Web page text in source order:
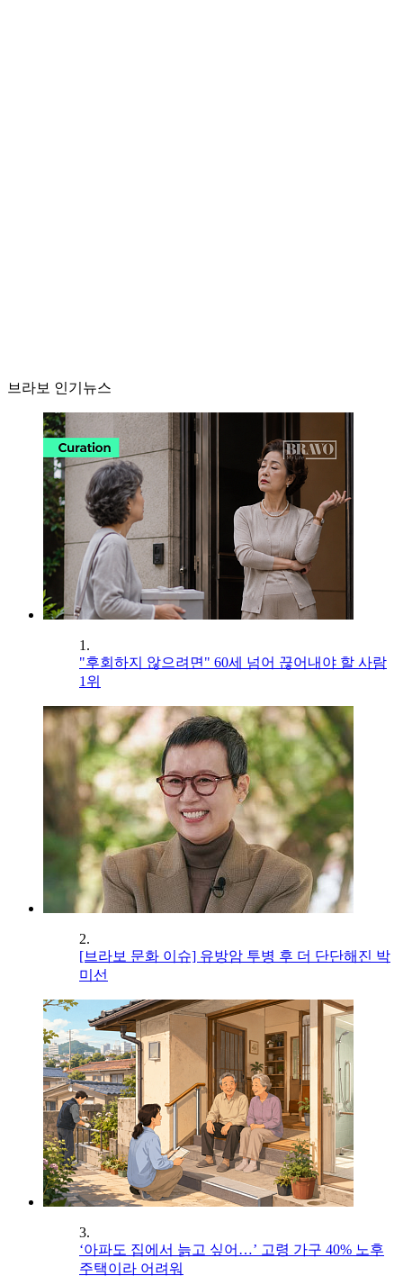
브라보 인기뉴스
1.
"후회하지 않으려면" 60세 넘어 끊어내야 할 사람
1위
2.
[브라보 문화 이슈] 유방암 투병 후 더 단단해진 박
미선
3.
‘아파도 집에서 늙고 싶어…’ 고령 가구 40% 노후
주택이라 어려워